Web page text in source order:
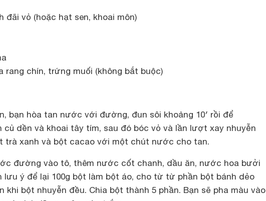
đãi vỏ (hoặc hạt sen, khoai môn)
rang chín, trứng muối (không bắt buộc)
bạn hòa tan nước với đường, đun sôi khoảng 10′ rồi để
củ dền và khoai tây tím, sau đó bóc vỏ và lần lượt xay nhuyễn
trà xanh và bột cacao với một chút nước cho tan.
đường vào tô, thêm nước cốt chanh, dầu ăn, nước hoa bưởi
lưu ý để lại 100g bột làm bột áo, cho từ từ phần bột bánh dẻo
khi bột nhuyễn đều. Chia bột thành 5 phần. Bạn sẽ pha màu vào